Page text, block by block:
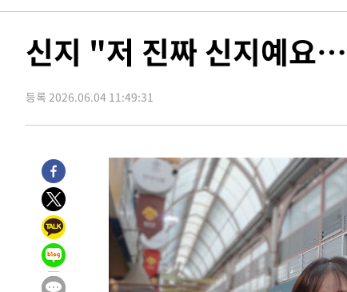
-17729초 전 >"일본축구협회, 대한축구협회 성 접대 의혹 심판 조사"
정상
-5736초 전 >
"얼마나 더웠으면"…안동 물길공원서 헤엄친 구렁이 '
-4935초 전 >'2경기 연속 침묵' 손흥민, 톨루카전 68분만 뛰고 슈팅 0개
-3687초 전 >이강인, 오늘 서울서 AT마드리드 입단식…'전례 없는
2시간 전 >
콜롬비아 신임 우파 대통령 취임 하루만에 차량폭탄 폭발 사
-32017초 전 >
'AT마드리드 7번' 이강인, 맨시티 상대로 비공식 데뷔전
-31519초 전 >
[속보]'AT마드리드 7번' 이강인, 맨시티 상대로 비공
-29583초 전 >
네타냐후, 트럼프의 가자 평화 2차 15개조 평화안 '거
-26179초 전 >
이강인 ATM 입단식에 '상암벌 들썩'…"세계적인 선
-25175초 전 >
태풍 돌핀, 중 저장성 타이저우시 해안에 상륙 (1보)
신지 "저 진짜 신지예요
등록 2026.06.04 11:49:31